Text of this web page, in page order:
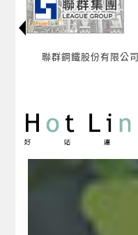
皇程建設股份有限公司